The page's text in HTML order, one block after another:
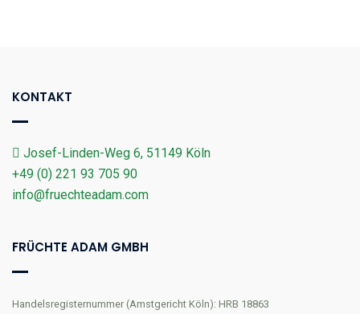
KONTAKT
Josef-Linden-Weg 6, 51149 Köln
+49 (0) 221 93 705 90
info@fruechteadam.com
FRÜCHTE ADAM GMBH
Handelsregisternummer (Amstgericht Köln): HRB 18863